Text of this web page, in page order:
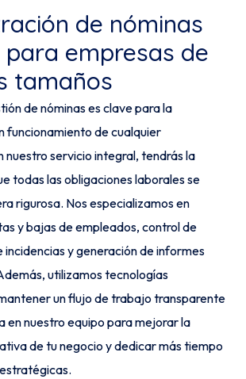
de nóminas
empresas de
tamaños
de nóminas es clave para la
funcionamiento de cualquier
nuestro servicio integral, tendrás la
todas las obligaciones laborales se
rigurosa. Nos especializamos en
y bajas de empleados, control de
incidencias y generación de informes
utilizamos tecnologías
un flujo de trabajo transparente
en nuestro equipo para mejorar la
de tu negocio y dedicar más tiempo